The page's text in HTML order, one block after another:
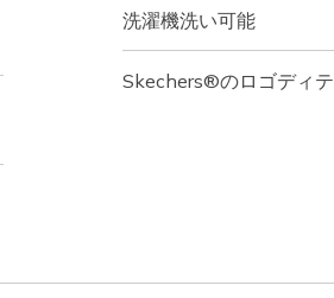
洗濯機洗い可能
Skechers®のロゴディ